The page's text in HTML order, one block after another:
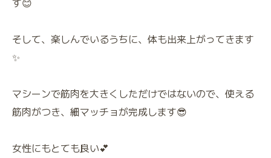
そして、楽しんでいるうちに、体も出来上がってきます
✨
マシーンで筋肉を大きくしただけではないので、使える
筋肉がつき、細マッチョが完成します😎
女性にもとても良い💕